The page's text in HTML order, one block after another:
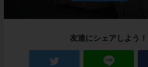
友達にシェアしよう！